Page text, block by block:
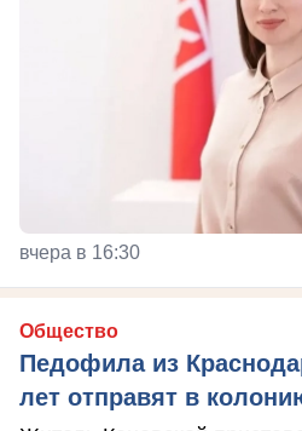
вчера в 16:30
Общество
Педофила из
лет отправят в